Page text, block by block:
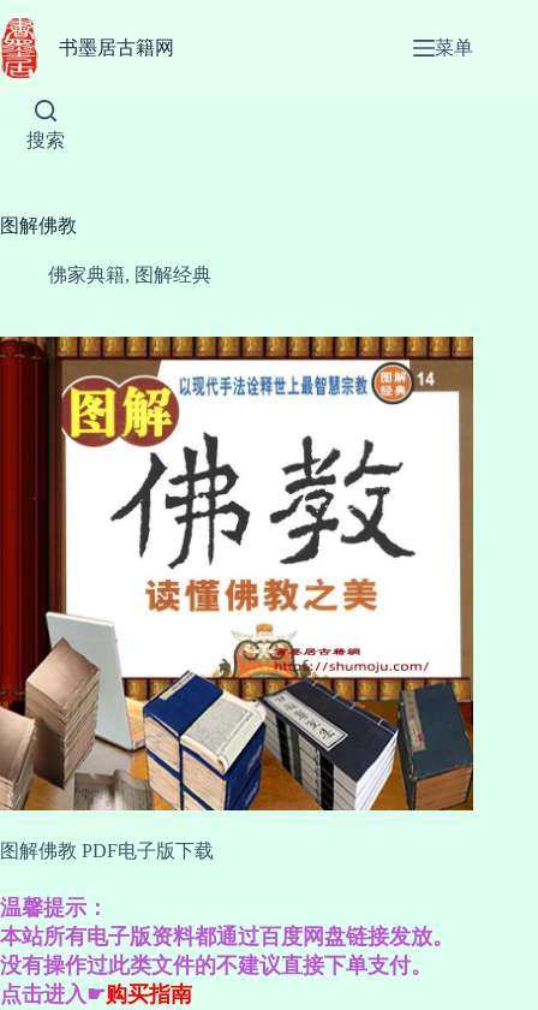
至
内
书墨居古籍网 菜单
搜索
图解佛教
佛家典籍, 图解经典
图解佛教 PDF电子版下载
温馨提示：
本站所有电子版资料都通过百度网盘链接发放。
没有操作过此类文件的不建议直接下单支付。
点击进入☛购买指南